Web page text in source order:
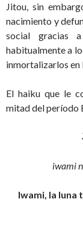
Jitou, sin
nacimiento y
social gracias
habitualmente a
inmortalizarlos en
El haiku que le
mitad del período
iwami
Iwami, la luna